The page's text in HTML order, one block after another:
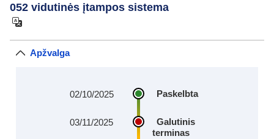
052 vidutinės įtampos sistema
Apžvalga
Paskelbta
02/10/2025
Galutinis
terminas
03/11/2025